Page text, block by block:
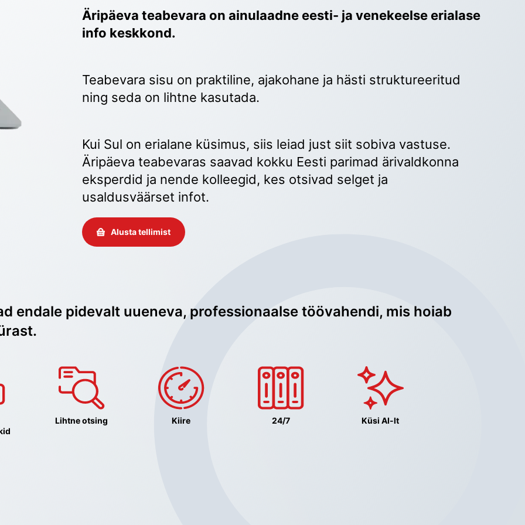
Äripäeva teabevara on ainulaadne eesti- ja venekeelse erialase
info keskkond.
Teabevara sisu on praktiline, ajakohane ja hästi struktureeritud
ning seda on lihtne kasutada.
Kui Sul on erialane küsimus, siis leiad just siit sobiva vastuse.
Äripäeva teabevaras saavad kokku Eesti parimad ärivaldkonna
eksperdid ja nende kolleegid, kes otsivad selget ja
usaldusväärset infot.
Alusta tellimist
endale pidevalt uueneva, professionaalse töövahendi, mis hoiab
Lihtne otsing Kiire 24/7 Küsi AI-lt